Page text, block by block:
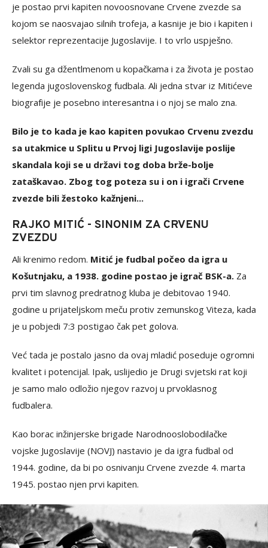
je postao prvi kapiten novoosnovane Crvene zvezde sa
kojom se naosvajao silnih trofeja, a kasnije je bio i kapiten i
selektor reprezentacije Jugoslavije. I to vrlo uspješno.
Zvali su ga džentlmenom u kopačkama i za života je postao
legenda jugoslovenskog fudbala. Ali jedna stvar iz Mitićeve
biografije je posebno interesantna i o njoj se malo zna.
Bilo je to kada je kao kapiten povukao Crvenu zvezdu
sa utakmice u Splitu u Prvoj ligi Jugoslavije poslije
skandala koji se u državi tog doba brže-bolje
zataškavao. Zbog tog poteza su i on i igrači Crvene
zvezde bili žestoko kažnjeni...
RAJKO MITIĆ - SINONIM ZA CRVENU
ZVEZDU
Ali krenimo redom. Mitić je fudbal počeo da igra u
Košutnjaku, a 1938. godine postao je igrač BSK-a. Za
prvi tim slavnog predratnog kluba je debitovao 1940.
godine u prijateljskom meču protiv zemunskog Viteza, kada
je u pobjedi 7:3 postigao čak pet golova.
Već tada je postalo jasno da ovaj mladić poseduje ogromni
kvalitet i potencijal. Ipak, uslijedio je Drugi svjetski rat koji
je samo malo odložio njegov razvoj u prvoklasnog
fudbalera.
Kao borac inžinjerske brigade Narodnooslobodilačke
vojske Jugoslavije (NOVJ) nastavio je da igra fudbal od
1944. godine, da bi po osnivanju Crvene zvezde 4. marta
1945. postao njen prvi kapiten.